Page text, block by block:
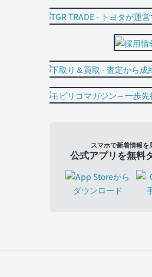
スマホで新着情報を
公式アプリを無料